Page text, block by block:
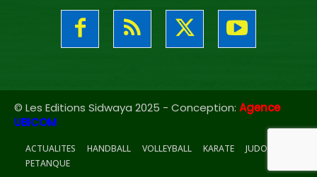
© Les Editions Sidwaya 2025 - Conception: Agence
UBICOM
ACTUALITES HANDBALL VOLLEYBALL KARATE
JUDO
PETANQUE